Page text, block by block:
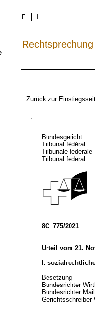
F
Rechtsprechung
Zurück zur
Bundesgericht
Tribunal fédéral
Tribunale federale
Tribunal federal
8C_775/2021
Urteil vom 21.
I.
Besetzung
Bundesrichter
Bundesrichter
Gerichtsschreiber